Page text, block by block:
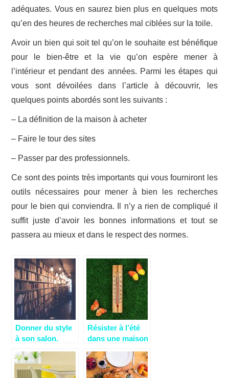
adéquates. Vous en saurez bien plus en quelques mots
qu’en des heures de recherches mal ciblées sur la toile.
Avoir un bien qui soit tel qu’on le souhaite est bénéfique
pour le bien-être et la vie qu’on espère mener à
l’intérieur et pendant des années. Parmi les étapes qui
vous sont dévoilées dans l’article à découvrir, les
quelques points abordés sont les suivants :
– La définition de la maison à acheter
– Faire le tour des sites
– Passer par des professionnels.
Ce sont des points très importants qui vous fourniront les
outils nécessaires pour mener à bien les recherches
pour le bien qui conviendra. Il n’y a rien de compliqué il
suffit juste d’avoir les bonnes informations et tout se
passera au mieux et dans le respect des normes.
Donner du style
à son salon.
Résister à l’été
dans une maison
soleil.